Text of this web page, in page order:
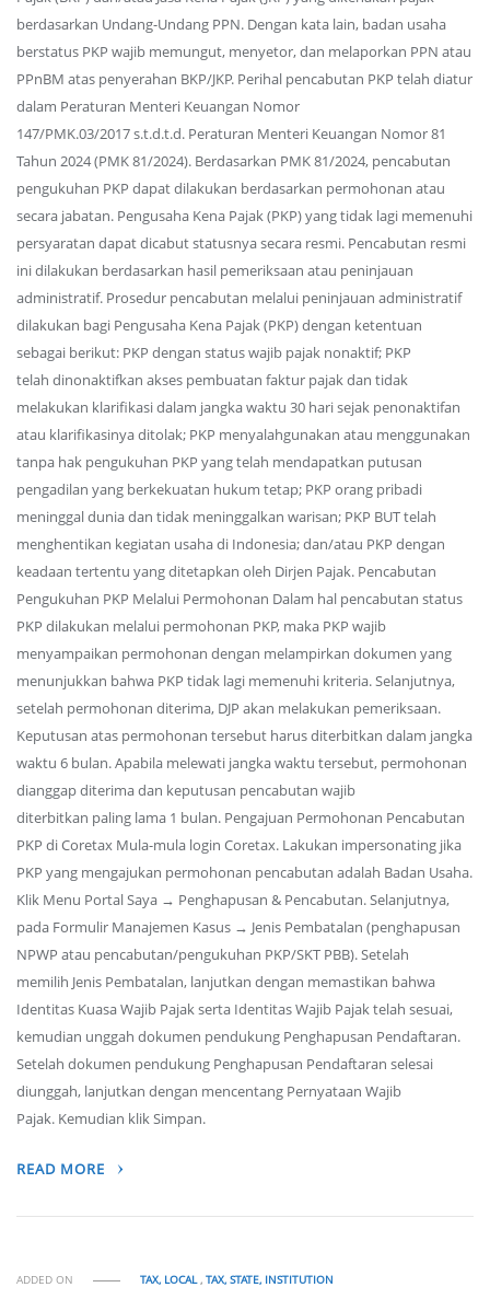
berdasarkan Undang-Undang PPN. Dengan kata lain, badan usaha
berstatus PKP wajib memungut, menyetor, dan melaporkan PPN atau
PPnBM atas penyerahan BKP/JKP. Perihal pencabutan PKP telah diatur
dalam Peraturan Menteri Keuangan Nomor
147/PMK.03/2017 s.t.d.t.d. Peraturan Menteri Keuangan Nomor 81
Tahun 2024 (PMK 81/2024). Berdasarkan PMK 81/2024, pencabutan
pengukuhan PKP dapat dilakukan berdasarkan permohonan atau
secara jabatan. Pengusaha Kena Pajak (PKP) yang tidak lagi memenuhi
persyaratan dapat dicabut statusnya secara resmi. Pencabutan resmi
ini dilakukan berdasarkan hasil pemeriksaan atau peninjauan
administratif. Prosedur pencabutan melalui peninjauan administratif
dilakukan bagi Pengusaha Kena Pajak (PKP) dengan ketentuan
sebagai berikut: PKP dengan status wajib pajak nonaktif; PKP
telah dinonaktifkan akses pembuatan faktur pajak dan tidak
melakukan klarifikasi dalam jangka waktu 30 hari sejak penonaktifan
atau klarifikasinya ditolak; PKP menyalahgunakan atau menggunakan
tanpa hak pengukuhan PKP yang telah mendapatkan putusan
pengadilan yang berkekuatan hukum tetap; PKP orang pribadi
meninggal dunia dan tidak meninggalkan warisan; PKP BUT telah
menghentikan kegiatan usaha di Indonesia; dan/atau PKP dengan
keadaan tertentu yang ditetapkan oleh Dirjen Pajak. Pencabutan
Pengukuhan PKP Melalui Permohonan Dalam hal pencabutan status
PKP dilakukan melalui permohonan PKP, maka PKP wajib
menyampaikan permohonan dengan melampirkan dokumen yang
menunjukkan bahwa PKP tidak lagi memenuhi kriteria. Selanjutnya,
setelah permohonan diterima, DJP akan melakukan pemeriksaan.
Keputusan atas permohonan tersebut harus diterbitkan dalam jangka
waktu 6 bulan. Apabila melewati jangka waktu tersebut, permohonan
dianggap diterima dan keputusan pencabutan wajib
diterbitkan paling lama 1 bulan. Pengajuan Permohonan Pencabutan
PKP di Coretax Mula-mula login Coretax. Lakukan impersonating jika
PKP yang mengajukan permohonan pencabutan adalah Badan Usaha.
Klik Menu Portal Saya → Penghapusan & Pencabutan. Selanjutnya,
pada Formulir Manajemen Kasus → Jenis Pembatalan (penghapusan
NPWP atau pencabutan/pengukuhan PKP/SKT PBB). Setelah
memilih Jenis Pembatalan, lanjutkan dengan memastikan bahwa
Identitas Kuasa Wajib Pajak serta Identitas Wajib Pajak telah sesuai,
kemudian unggah dokumen pendukung Penghapusan Pendaftaran.
Setelah dokumen pendukung Penghapusan Pendaftaran selesai
diunggah, lanjutkan dengan mencentang Pernyataan Wajib
Pajak. Kemudian klik Simpan.
READ MORE
ADDED ON TAX, LOCAL,TAX, STATE, INSTITUTION